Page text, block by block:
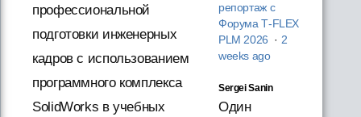
профессиональной
подготовки инженерных
кадров с использованием
программного комплекса
SolidWorks в учебных
репортаж с
Форума T‑FLEX
PLM 2026 · 2
weeks ago
Sergei Sanin
Один